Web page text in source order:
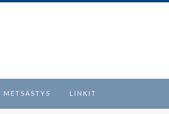
METSÄSTYS LINKIT